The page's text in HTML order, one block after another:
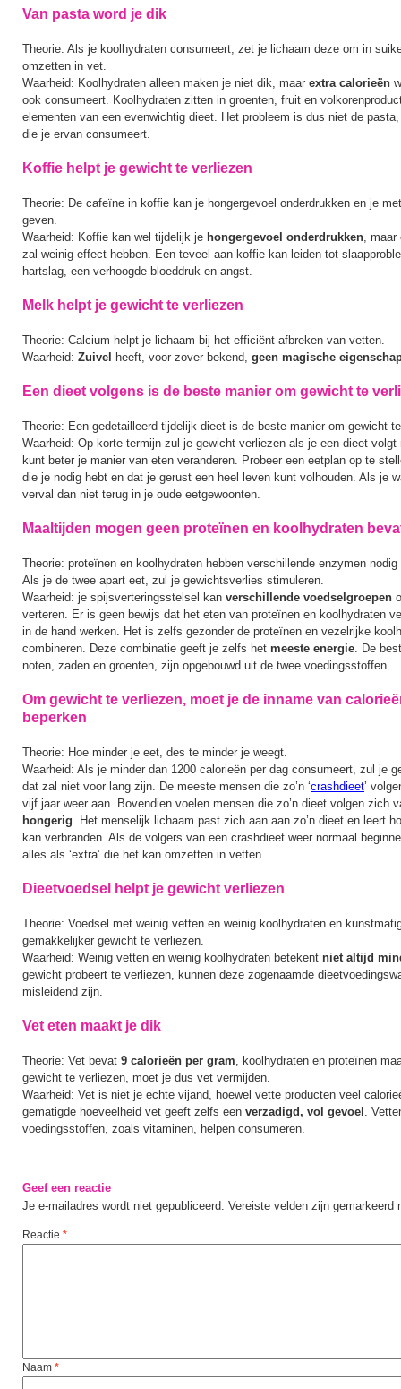
Van pasta word je dik
Theorie: Als je koolhydraten consumeert, zet je lichaam deze om in
omzetten in vet.
Waarheid: Koolhydraten alleen maken je niet dik, maar extra calorieën
ook consumeert. Koolhydraten zitten in groenten, fruit en
elementen van een evenwichtig dieet. Het probleem is dus niet de
die je ervan consumeert.
Koffie helpt je gewicht te verliezen
Theorie: De cafeïne in koffie kan je hongergevoel onderdrukken en je
geven.
Waarheid: Koffie kan wel tijdelijk je hongergevoel onderdrukken, maar
zal weinig effect hebben. Een teveel aan koffie kan leiden tot
hartslag, een verhoogde bloeddruk en angst.
Melk helpt je gewicht te verliezen
Theorie: Calcium helpt je lichaam bij het efficiënt afbreken van vetten.
Waarheid: Zuivel heeft, voor zover bekend, geen magische
Een dieet volgens is de beste manier om gewicht te
Theorie: Een gedetailleerd tijdelijk dieet is de beste manier om gewicht
Waarheid: Op korte termijn zul je gewicht verliezen als je een dieet
kunt beter je manier van eten veranderen. Probeer een eetplan op te
die je nodig hebt en dat je gerust een heel leven kunt volhouden. Als je
verval dan niet terug in je oude eetgewoonten.
Maaltijden mogen geen proteïnen en koolhydraten
Theorie: proteïnen en koolhydraten hebben verschillende enzymen
Als je de twee apart eet, zul je gewichtsverlies stimuleren.
Waarheid: je spijsverteringsstelsel kan verschillende voedselgroepen
verteren. Er is geen bewijs dat het eten van proteïnen en koolhydraten
in de hand werken. Het is zelfs gezonder de proteïnen en vezelrijke
combineren. Deze combinatie geeft je zelfs het meeste energie. De
noten, zaden en groenten, zijn opgebouwd uit de twee voedingsstoffen.
Om gewicht te verliezen, moet je de inname van
beperken
Theorie: Hoe minder je eet, des te minder je weegt.
Waarheid: Als je minder dan 1200 calorieën per dag consumeert, zul je
dat zal niet voor lang zijn. De meeste mensen die zo’n ‘crashdieet’
vijf jaar weer aan. Bovendien voelen mensen die zo’n dieet volgen zich
hongerig. Het menselijk lichaam past zich aan aan zo’n dieet en leert
kan verbranden. Als de volgers van een crashdieet weer normaal
alles als ‘extra’ die het kan omzetten in vetten.
Dieetvoedsel helpt je gewicht verliezen
Theorie: Voedsel met weinig vetten en weinig koolhydraten en
gemakkelijker gewicht te verliezen.
Waarheid: Weinig vetten en weinig koolhydraten betekent niet altijd
gewicht probeert te verliezen, kunnen deze zogenaamde
misleidend zijn.
Vet eten maakt je dik
Theorie: Vet bevat 9 calorieën per gram, koolhydraten en proteïnen
gewicht te verliezen, moet je dus vet vermijden.
Waarheid: Vet is niet je echte vijand, hoewel vette producten veel
gematigde hoeveelheid vet geeft zelfs een verzadigd, vol gevoel .
voedingsstoffen, zoals vitaminen, helpen consumeren.
Geef een reactie
Je e-mailadres wordt niet gepubliceerd. Vereiste velden zijn gemarkeerd
Reactie *
Naam *